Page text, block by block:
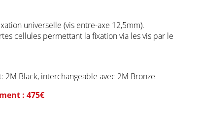
universelle (vis entre-axe 12,5mm).
cellules permettant la fixation via les vis par le
Black, interchangeable avec 2M Bronze
: 475€